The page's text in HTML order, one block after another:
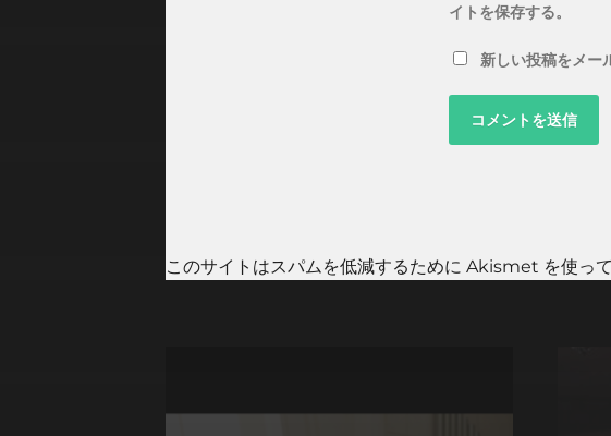
イトを保存する。
新しい投稿をメー
このサイトはスパムを低減するために Akismet を使って